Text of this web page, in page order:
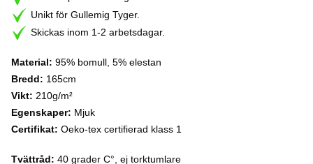
var:
25,00 kr.
är:
21,00 kr.
Unikt för Gullemig Tyger.
Skickas inom 1-2 arbetsdagar.
Material: 95% bomull, 5% elestan
Bredd: 165cm
Vikt: 210g/m²
Egenskaper: Mjuk
Certifikat: Oeko-tex certifierad klass 1
Tvättråd: 40 grader C°, ej torktumlare